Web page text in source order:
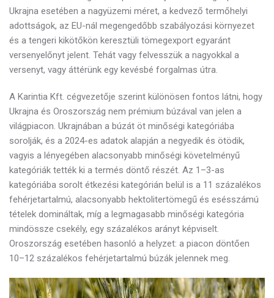
Ukrajna esetében a nagyüzemi méret, a kedvező termőhelyi
adottságok, az EU-nál megengedőbb szabályozási környezet
és a tengeri kikötőkön keresztüli tömegexport egyaránt
versenyelőnyt jelent. Tehát vagy felvesszük a nagyokkal a
versenyt, vagy áttérünk egy kevésbé forgalmas útra.
A Karintia Kft. cégvezetője szerint különösen fontos látni, hogy
Ukrajna és Oroszország nem prémium búzával van jelen a
világpiacon. Ukrajnában a búzát öt minőségi kategóriába
sorolják, és a 2024-es adatok alapján a negyedik és ötödik,
vagyis a lényegében alacsonyabb minőségi követelményű
kategóriák tették ki a termés döntő részét. Az 1–3-as
kategóriába sorolt étkezési kategórián belül is a 11 százalékos
fehérjetartalmú, alacsonyabb hektolitertömegű és esésszámú
tételek domináltak, míg a legmagasabb minőségi kategória
mindössze csekély, egy százalékos arányt képviselt.
Oroszország esetében hasonló a helyzet: a piacon döntően
10–12 százalékos fehérjetartalmú búzák jelennek meg.